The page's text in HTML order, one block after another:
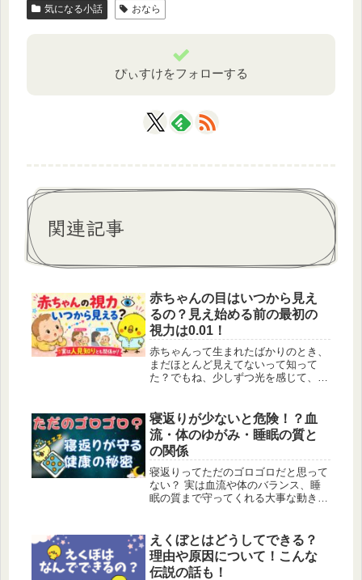
気になる小話 おなら
ぴぃすけをフォローする
関連記事
赤ちゃんの目はいつから見え
るの？見え始める前の最初の
視力は0.01！
赤ちゃんって生まれたばかりのとき、
まだほとんど見えてないって知って
た？でもね、少しずつ光を感じて、お
よ。そんな赤ちゃんの視力の成長を解
説していくよ。
寝返りが少ないと危険！？血
流・体のゆがみ・睡眠の質と
の関係
寝返りってただのゴロゴロだと思って
ない？ 実は血流や体のバランス、睡
眠の質まで守ってくれる大事な動きな
だ。この記事を読めば、寝返りの本当
の役割が分かるよ。
えくぼとはどうしてできる？
理由や原因について！こんな
伝説の話も！